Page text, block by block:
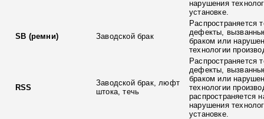
нарушения
установке.
SB (ремни) Заводской брак
Распространяется
дефекты,
браком или
технологии
RSS
Заводской брак, люфт
штока, течь
Распространяется
дефекты,
браком или
технологии
распространяется
нарушения
установке.